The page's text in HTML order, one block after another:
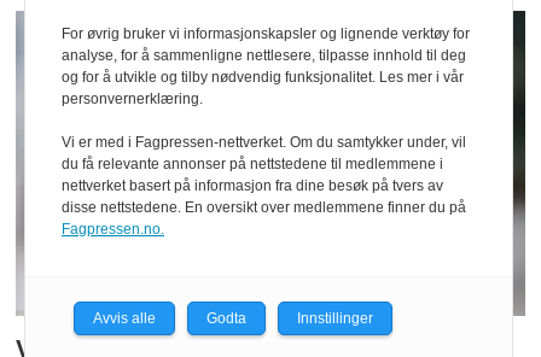
For øvrig bruker vi informasjonskapsler og lignende verktøy for
analyse, for å sammenligne nettlesere, tilpasse innhold til deg
og for å utvikle og tilby nødvendig funksjonalitet. Les mer i vår
personvernerklæring.
Vi er med i Fagpressen-nettverket. Om du samtykker under, vil
du få relevante annonser på nettstedene til medlemmene i
nettverket basert på informasjon fra dine besøk på tvers av
disse nettstedene. En oversikt over medlemmene finner du på
Fagpressen.no.
Avvis alle Godta Innstillinger